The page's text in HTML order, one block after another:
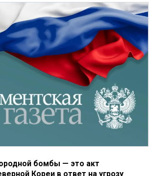
бомбы — это акт
Кореи в ответ на угрозу